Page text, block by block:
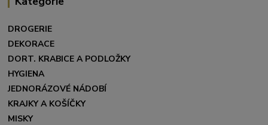
DROGERIE
DEKORACE
DORT. KRABICE A PODLOŽKY
HYGIENA
JEDNORÁZOVÉ NÁDOBÍ
KRAJKY A KOŠÍČKY
MISKY